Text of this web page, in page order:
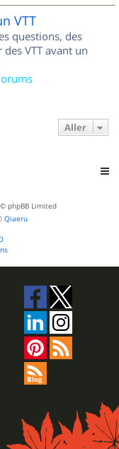
VTT
questions, des
VTT avant un
Aller
phpBB Limited
Qiaeru